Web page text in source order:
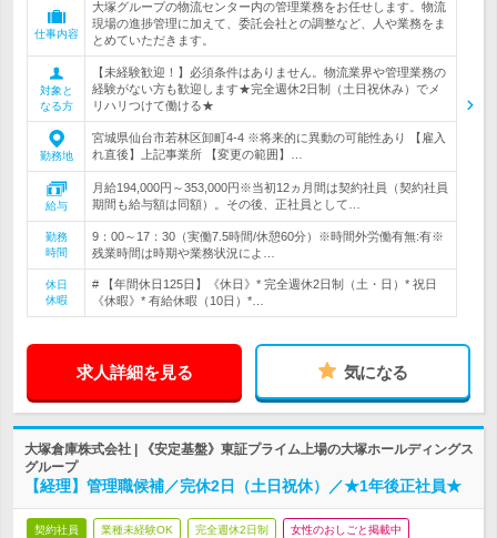
仕事内容
大塚グループの物流センター内の管理業務をお任せします。物流
現場の進捗管理に加えて、委託会社との調整など、人や業務をま
とめていただきます。
対象と
なる方
【未経験歓迎！】必須条件はありません。物流業界や管理業務の
経験がない方も歓迎します★完全週休2日制（土日祝休み）でメ
リハリつけて働ける★
勤務地
宮城県仙台市若林区卸町4-4 ※将来的に異動の可能性あり 【雇入
れ直後】上記事業所 【変更の範囲】…
給与
月給194,000円～353,000円※当初12ヵ月間は契約社員（契約社員
期間も給与額は同額）。その後、正社員として…
勤務
時間
9：00～17：30（実働7.5時間/休憩60分）※時間外労働有無:有※
残業時間は時期や業務状況によ…
休日
休暇
# 【年間休日125日】《休日》* 完全週休2日制（土・日）* 祝日
《休暇》* 有給休暇（10日）*…
求人詳細を見る 気になる
大塚倉庫株式会社 | 《安定基盤》東証プライム上場の大塚ホールディングス
グループ
【経理】管理職候補／完休2日（土日祝休）／★1年後正社員★
契約社員 業種未経験OK 完全週休2日制 女性のおしごと掲載中